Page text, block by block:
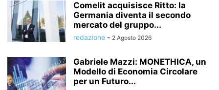
Comelit acquisisce Ritto: la
Germania diventa il secondo
mercato del gruppo...
redazione - 2 Agosto 2026
Gabriele Mazzi: MONETHICA, un
Modello di Economia Circolare
per un Futuro...